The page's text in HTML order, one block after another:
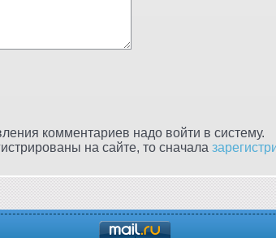
комментариев надо войти в систему.
на сайте, то сначала